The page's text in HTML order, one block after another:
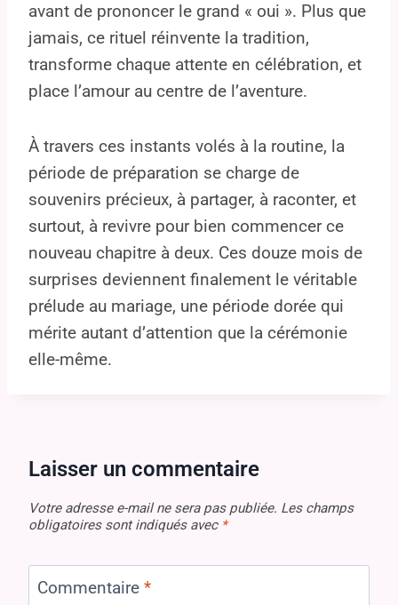
avant de prononcer le grand « oui ». Plus que
jamais, ce rituel réinvente la tradition,
transforme chaque attente en célébration, et
place l’amour au centre de l’aventure.
À travers ces instants volés à la routine, la
période de préparation se charge de
souvenirs précieux, à partager, à raconter, et
surtout, à revivre pour bien commencer ce
nouveau chapitre à deux. Ces douze mois de
surprises deviennent finalement le véritable
prélude au mariage, une période dorée qui
mérite autant d’attention que la cérémonie
elle-même.
Laisser un commentaire
Votre adresse e-mail ne sera pas publiée. Les champs
obligatoires sont indiqués avec *
Commentaire *